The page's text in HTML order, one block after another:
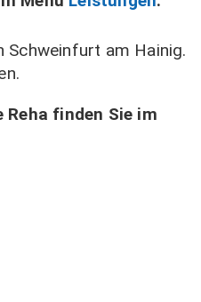
Schweinfurt am Hainig.
finden Sie im